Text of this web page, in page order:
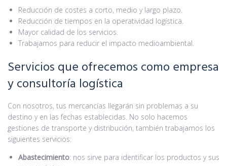
Reducción de costes a corto, medio y largo plazo.
Reducción de tiempos en la operatividad logística.
Mayor calidad de los servicios.
Trabajamos para reducir el impacto medioambiental.
Servicios que ofrecemos como empresa
y consultoría logística
Con nosotros, tus mercancías llegarán sin problemas a su
destino y en las fechas establecidas. No solo hacemos
gestiones de transporte y distribución, también trabajamos los
siguientes servicios:
Abastecimiento: nos sirve para identificar los productos y sus